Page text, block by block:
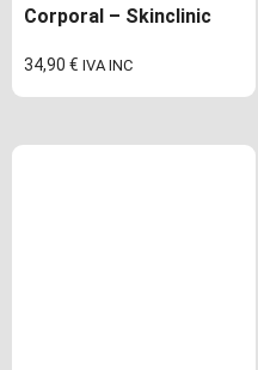
Corporal – Skinclinic
34,90 € IVA INC